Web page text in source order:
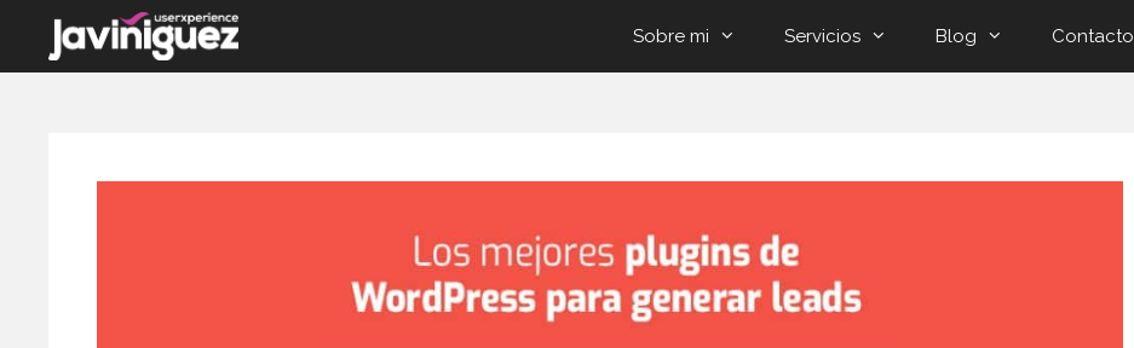
Sobre mi Servicios Blog Contacto